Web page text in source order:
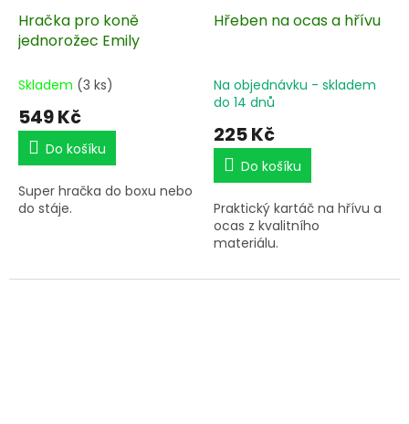
Hračka pro koně
jednorožec Emily
Skladem (3 ks)
549 Kč
Do košíku
Super hračka do boxu nebo
do stáje.
Hřeben na ocas a hřívu
Na objednávku - skladem
do 14 dnů
225 Kč
Do košíku
Praktický kartáč na hřívu a
ocas z kvalitního
materiálu.